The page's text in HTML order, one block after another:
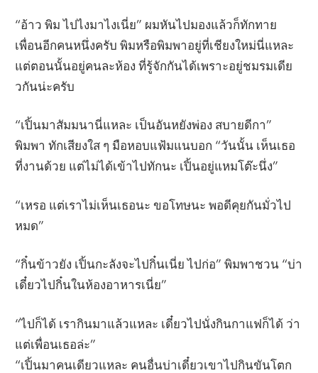
“อ้าว พิม ไปไงมาไงเนี่ย” ผมหันไปมองแล้วก็ทักทาย
เพื่อนอีกคนหนึ่งครับ พิมหรือพิมพาอยู่ที่เชียงใหม่นี่แหละ
แต่ตอนนั้นอยู่คนละห้อง ที่รู้จักกันได้เพราะอยู่ชมรมเดีย
วกันน่ะครับ
“เปิ้นมาสัมมนานี่แหละ เป็นอันหยังพ่อง สบายดีกา”
พิมพา ทักเสียงใส ๆ มือหอบแฟ้มแนบอก “วันนั้น เห็นเธอ
ที่งานด้วย แต่ไม่ได้เข้าไปทักนะ เปิ้นอยู่แหมโต๊ะนึ่ง”
“เหรอ แต่เราไม่เห็นเธอนะ ขอโทษนะ พอดีคุยกันมั่วไป
หมด”
“กิ๋นข้าวยัง เปิ้นกะลังจะไปกิ๋นเนี่ย ไปก่อ” พิมพาชวน “บ่า
เดี๋ยวไปกิ๋นในห้องอาหารเนี่ย”
“ไปก็ได้ เรากินมาแล้วแหละ เดี๋ยวไปนั่งกินกาแฟก็ได้ ว่า
แต่เพื่อนเธอล่ะ”
“เปิ้นมาคนเดียวแหละ คนอื่นบ่าเดี๋ยวเขาไปกินขันโตก